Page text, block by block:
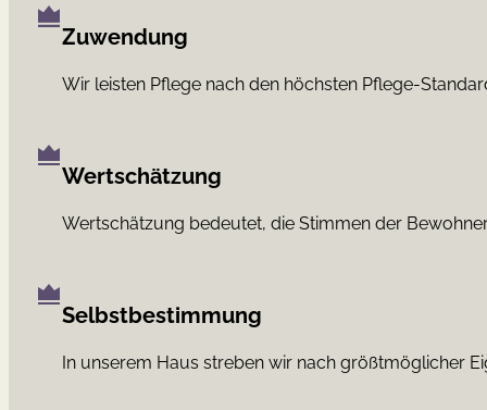
Zuwendung
Wir leisten Pflege nach den höchsten Pflege-
Wertschätzung
Wertschätzung bedeutet, die Stimmen der
Selbstbestimmung
In unserem Haus streben wir nach größtmöglicher